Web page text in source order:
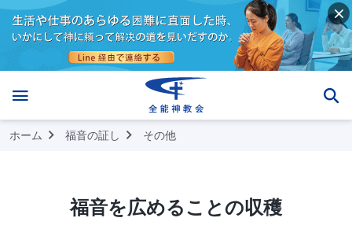
ホーム 福音の証し その他
福音を広めることの収穫